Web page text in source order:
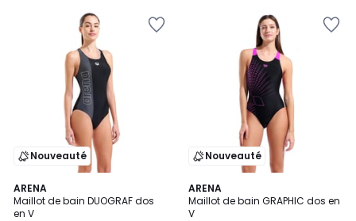
Nouveauté
ARENA
Maillot de bain DUOGRAF dos
en V
Nouveauté
ARENA
Maillot de bain GRAPHIC dos en
V